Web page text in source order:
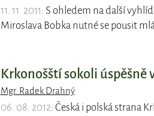
11. 11. 2011: S ohledem na další
Miroslava Bobka nutné se pousit
Krkonošští sokoli úspěšně
Mgr. Radek Drahný
06. 08. 2012: Česká i polská strana